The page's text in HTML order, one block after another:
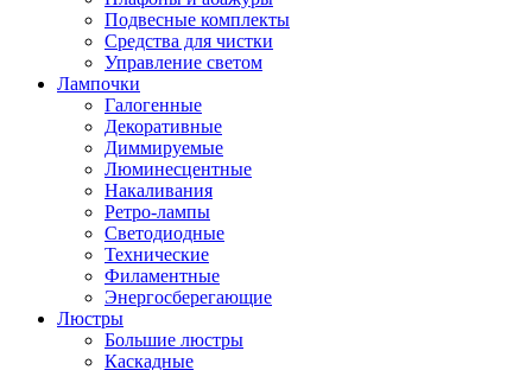
Подвесные комплекты
Средства для чистки
Управление светом
Лампочки
Галогенные
Декоративные
Диммируемые
Люминесцентные
Накаливания
Ретро-лампы
Светодиодные
Технические
Филаментные
Энергосберегающие
Люстры
Большие люстры
Каскадные